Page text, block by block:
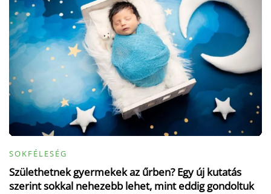
SOKFÉLESÉG
Születhetnek gyermekek az űrben? Egy új kutatás
szerint sokkal nehezebb lehet, mint eddig gondoltuk